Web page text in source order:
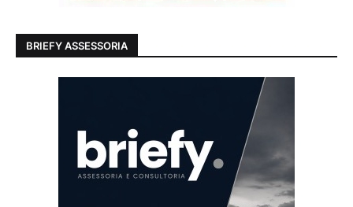
BRIEFY ASSESSORIA